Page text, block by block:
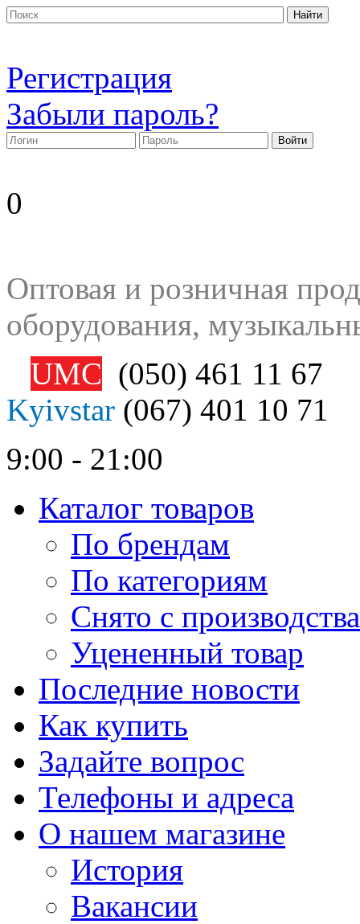
Регистрация
Забыли пароль?
0
Оптовая и розничная
оборудования,
UMC (050) 461 11 67
Kyivstar (067) 401 10 71
9:00 - 21:00
Каталог товаров
По брендам
По категориям
Снято с производства
Уцененный товар
Последние новости
Как купить
Задайте вопрос
Телефоны и адреса
О нашем магазине
История
Вакансии